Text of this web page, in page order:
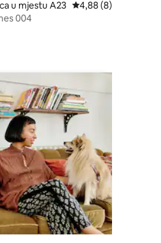
u mjestu A23 prosječna ocjena
4,88 (8)
004